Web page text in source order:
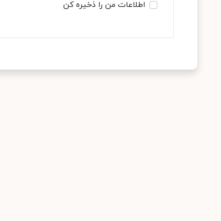
اطلاعات من را ذخیره کن